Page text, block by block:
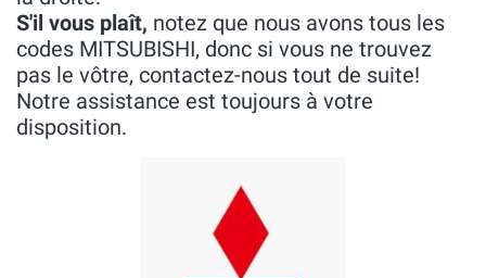
S'il vous plaît, notez que nous avons tous les
codes MITSUBISHI, donc si vous ne trouvez
pas le vôtre, contactez-nous tout de suite!
Notre assistance est toujours à votre
disposition.